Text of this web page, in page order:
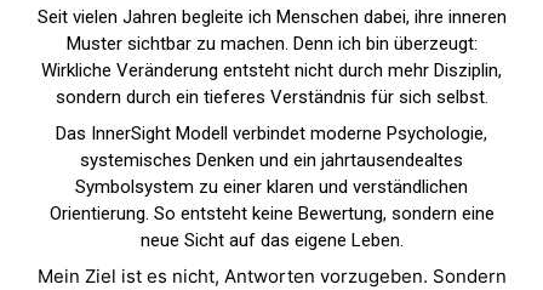
Seit vielen Jahren begleite ich Menschen dabei, ihre inneren
Muster sichtbar zu machen. Denn ich bin überzeugt:
Wirkliche Veränderung entsteht nicht durch mehr Disziplin,
sondern durch ein tieferes Verständnis für sich selbst.
Das InnerSight Modell verbindet moderne Psychologie,
systemisches Denken und ein jahrtausendealtes
Symbolsystem zu einer klaren und verständlichen
Orientierung. So entsteht keine Bewertung, sondern eine
neue Sicht auf das eigene Leben.
Mein Ziel ist es nicht, Antworten vorzugeben. Sondern